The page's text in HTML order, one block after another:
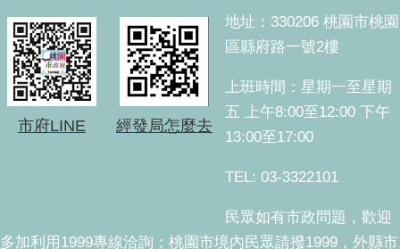
市府LINE 經發局怎麼去
地址：330206 桃園市桃園
區縣府路一號2樓
上班時間：星期一至星期
五 上午8:00至12:00 下午
13:00至17:00
TEL: 03-3322101
民眾如有市政問題，歡迎
多加利用1999專線洽詢；桃園市境內民眾請撥1999，外縣市